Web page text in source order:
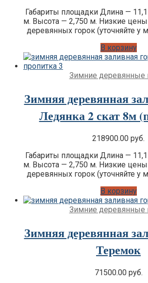
Габариты площадки Длина —
м. Высота — 2,750 м. Низкие
деревянных горок (уточняйте
В корзину
Зимние деревянные
Зимняя деревянная
Ледянка 2 скат 8м
218900.00 руб.
Габариты площадки Длина —
м. Высота — 2,750 м. Низкие
деревянных горок (уточняйте
В корзину
Зимние деревянные
Зимняя деревянная
Теремок
71500.00 руб.